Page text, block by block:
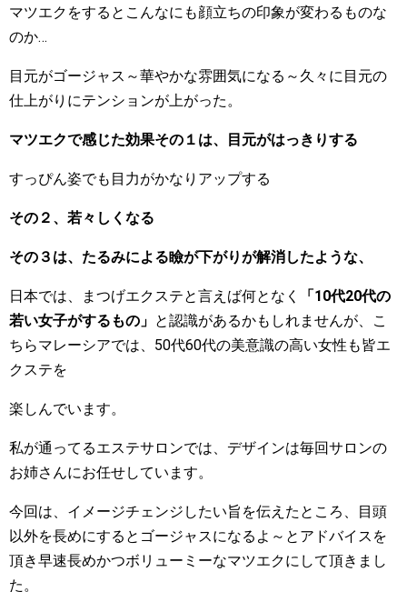
マツエクをするとこんなにも顔立ちの印象が変わるものな
のか…
目元がゴージャス～華やかな雰囲気になる～久々に目元の
仕上がりにテンションが上がった。
マツエクで感じた効果その１は、目元がはっきりする
すっぴん姿でも目力がかなりアップする
その２、若々しくなる
その３は、たるみによる瞼が下がりが解消したような、
日本では、まつげエクステと言えば何となく
「10代20代の
若い女子がするもの」 と認識があるかもしれませんが、こ
ちらマレーシアでは、50代60代の美意識の高い女性も皆エ
クステを
楽しんでいます。
私が通ってるエステサロンでは、デザインは毎回サロンの
お姉さんにお任せしています。
今回は、イメージチェンジしたい旨を伝えたところ、目頭
以外を長めにするとゴージャスになるよ～とアドバイスを
頂き早速長めかつボリューミーなマツエクにして頂きまし
た。